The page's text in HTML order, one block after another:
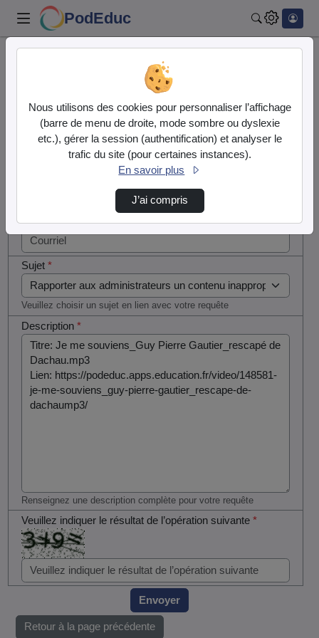
PodEduc
Contactez nous
Votre message
Courriel*
Sujet*
Veuillez choisir un sujet en lien avec votre requête
Description*
Renseignez une description complète pour votre requête
Veuillez indiquer le résultat de l’opération suivante*
si vous
êtes un
humain en
Envoyer
Retour à la page précédente
Nous utilisons des cookies pour personnaliser l’affichage
(barre de menu de droite, mode sombre ou dyslexie
etc.), gérer la session (authentification) et analyser le
trafic du site (pour certaines instances).
En savoir plus
J’ai compris